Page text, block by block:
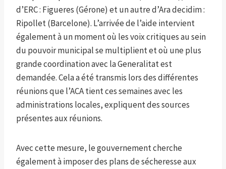
d’ERC : Figueres (Gérone) et un autre d’Ara decidim :
Ripollet (Barcelone). L’arrivée de l’aide intervient
également à un moment où les voix critiques au sein
du pouvoir municipal se multiplient et où une plus
grande coordination avec la Generalitat est
demandée. Cela a été transmis lors des différentes
réunions que l’ACA tient ces semaines avec les
administrations locales, expliquent des sources
présentes aux réunions.
Avec cette mesure, le gouvernement cherche
également à imposer des plans de sécheresse aux